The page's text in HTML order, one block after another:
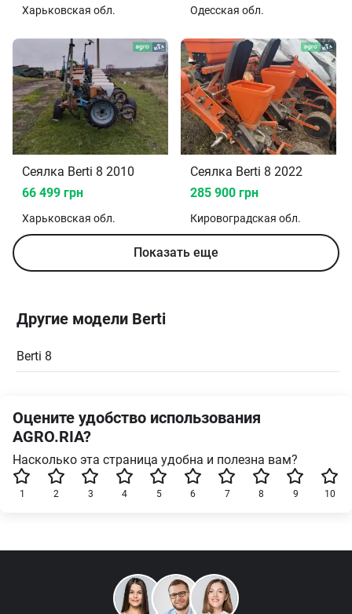
Харьковская обл. Одесская обл.
Сеялка Berti 8 2010
66 499 грн
Харьковская обл.
Сеялка Berti 8 2022
285 900 грн
Кировоградская обл.
Показать еще
Другие модели Berti
Berti 8
Оцените удобство использования
AGRO.RIA?
Насколько эта страница удобна и полезна вам?
10
9
8
7
6
5
4
3
2
1